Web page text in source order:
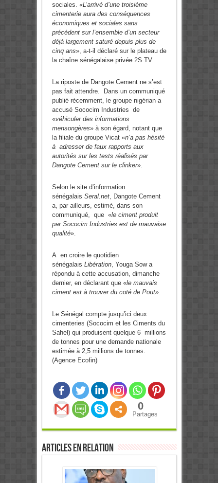
sociales. «L’arrivé d’une troisième
cimenterie aura des conséquences
économiques et sociales sans
précédent sur l’ensemble d’un secteur
déjà largement saturé depuis plus de
cinq ans», a-t-il déclaré sur le plateau de
la chaîne sénégalaise privée 2S TV.
La riposte de Dangote Cement ne s’est
pas fait attendre. Dans un communiqué
publié récemment, le groupe nigérian a
accusé Sococim Industries de
«véhiculer des informations
mensongères» à son égard, notant que
la filiale du groupe Vicat «n’a pas hésité
à adresser de faux rapports aux
autorités sur les tests réalisés par
Dangote Cement sur le clinker».
Selon le site d’information
sénégalais Seral.net, Dangote Cement
a, par ailleurs, estimé, dans son
communiqué, que «le ciment produit
par Sococim Industries est de mauvaise
qualité».
A en croire le quotidien
sénégalais Libération, Youga Sow a
répondu à cette accusation, dimanche
dernier, en déclarant que «le mauvais
ciment est à trouver du coté de Pout».
Le Sénégal compte jusqu’ici deux
cimenteries (Sococim et les Ciments du
Sahel) qui produisent quelque 6 millions
de tonnes pour une demande nationale
estimée à 2,5 millions de tonnes.
(Agence Ecofin)
0
Partages
Articles en relation